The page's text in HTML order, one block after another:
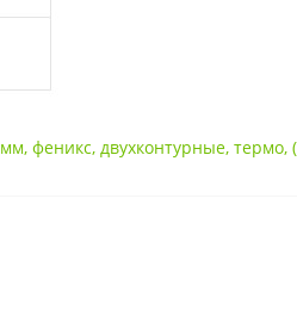
мм, феникс, двухконтурные, термо, (